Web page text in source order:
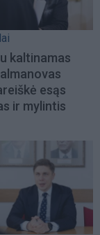
kaltinamas
esąs
ir mylintis